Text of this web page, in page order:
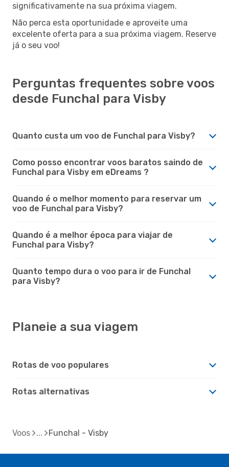
significativamente na sua próxima viagem.
Não perca esta oportunidade e aproveite uma
excelente oferta para a sua próxima viagem. Reserve
já o seu voo!
Perguntas frequentes sobre voos
desde Funchal para Visby
Quanto custa um voo de Funchal para Visby?
Como posso encontrar voos baratos saindo de
Funchal para Visby em eDreams ?
Quando é o melhor momento para reservar um
voo de Funchal para Visby?
Quando é a melhor época para viajar de
Funchal para Visby?
Quanto tempo dura o voo para ir de Funchal
para Visby?
Planeie a sua viagem
Rotas de voo populares
Rotas alternativas
Voos Funchal - Visby